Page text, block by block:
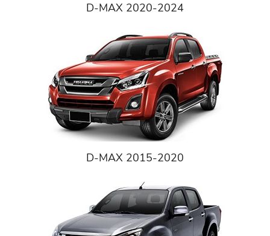
D-MAX 2020-2024
D-MAX 2015-2020